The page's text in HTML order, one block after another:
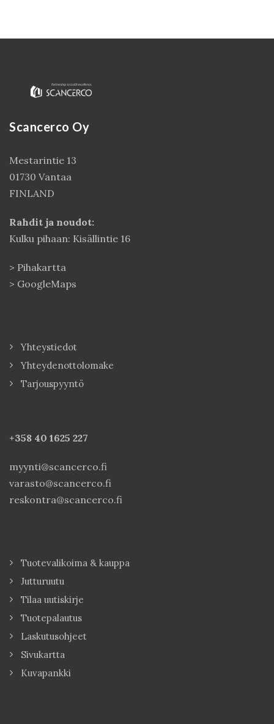
Scancerco Oy
Mestarintie 13
01730 Vantaa
FINLAND
Rahdit ja noudot:
Kulku pihaan: Kisällintie 16
> Pihakartta
> GoogleMaps
Yhteystiedot
Yhteydenottolomake
Tarjouspyyntö
+358 40 1625 227
myynti@scancerco.fi
varasto@scancerco.fi
reskontra@scancerco.fi
Tuotevalikoima & kauppa
Jutturuutu
Tilaa uutiskirje
Tuotepalautus
Laskutusohjeet
Sivukartta
Kuvapankki